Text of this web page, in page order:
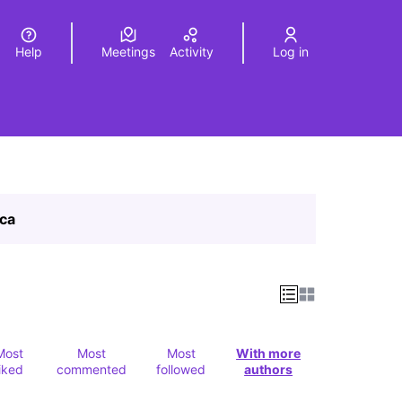
Elegir el idiomaChoose language
Help Meetings Activity Log in
Most
commented
Most
followed
With more
authors